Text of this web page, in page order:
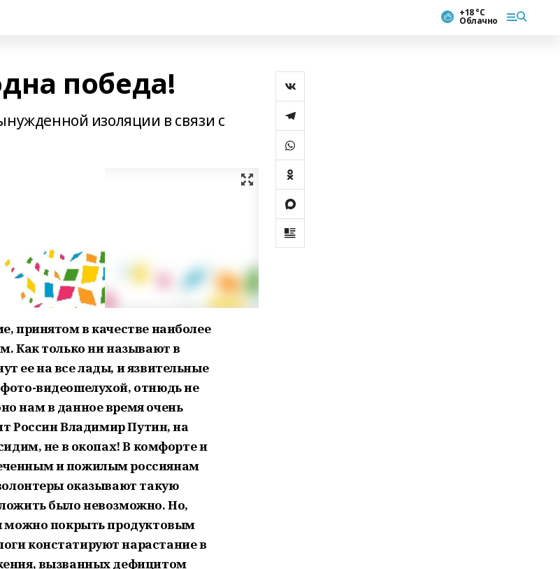
+18 °С
Облачно
победа!
изоляции в связи с
принятом в качестве наиболее
Как только ни называют в
ее на все лады, и язвительные
видеошелухой, отнюдь не
нам в данное время очень
России Владимир Путин, на
не в окопах! В комфорте и
и пожилым россиянам
оказывают такую
было невозможно. Но,
можно покрыть продуктовым
констатируют нарастание в
вызванных дефицитом